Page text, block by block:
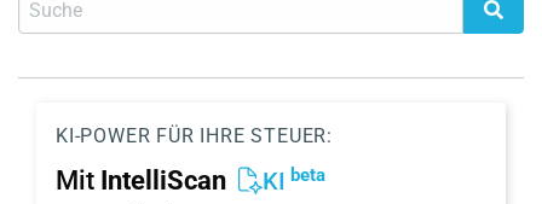
KI-POWER FÜR IHRE STEUER:
Mit IntelliScan KI beta